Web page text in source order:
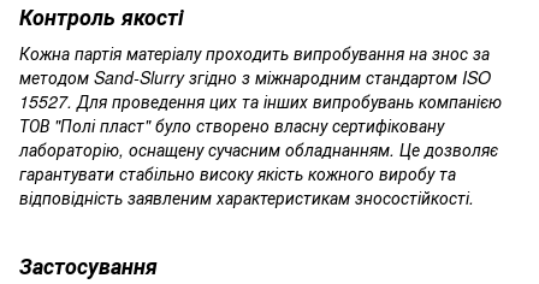
Контроль якості
Кожна партія матеріалу проходить випробування на знос за
методом Sand-Slurry згідно з міжнародним стандартом ISO
15527. Для проведення цих та інших випробувань компанією
ТОВ "Полі пласт" було створено власну сертифіковану
лабораторію, оснащену сучасним обладнанням. Це дозволяє
гарантувати стабільно високу якість кожного виробу та
відповідність заявленим характеристикам зносостійкості.
Застосування